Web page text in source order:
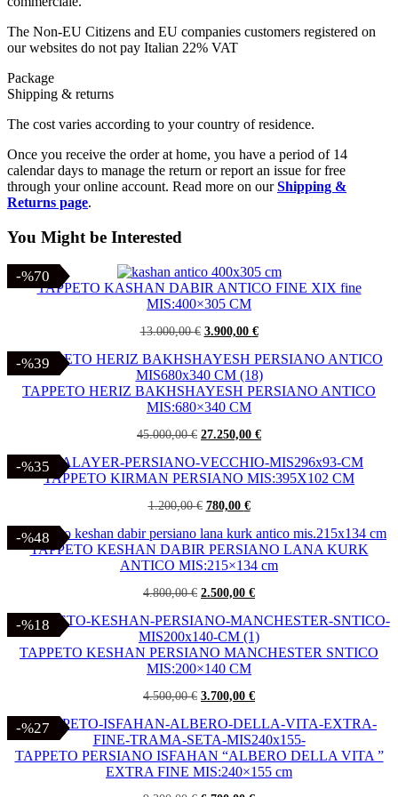
The Non-EU Citizens and EU companies customers registered on
our websites do not pay Italian 22% VAT
Package
Shipping & returns
The cost varies according to your country of residence.
Once you receive the order at home, you have a period of 14
calendar days to manage the return or report an issue for free
through your online account. Read more on ourShipping &
Returns page.
You Might be Interested
-%70
-%70
TAPPETO KASHAN DABIR ANTICO FINE XIX fine
MIS:400×305 CM
13.000,00€ Il
originale
era:
13.000,00 €.
3.900,00 €Il
attuale
è:
3.900,00 €.
-%39
-%39
TAPPETO HERIZ BAKHSHAYESH PERSIANO ANTICO
MIS:680×340 CM
45.000,00€ Il
originale
era:
27.250,00 €Il
attuale
è:
-%35
-%35
TAPPETO KIRMAN PERSIANO MIS:395X102 CM
1.200,00€ Il
originale
era:
1.200,00 €.
780,00 €Il
attuale
è:
780,00 €.
-%48
-%48
TAPPETO KESHAN DABIR PERSIANO LANA KURK
ANTICO MIS:215×134 cm
4.800,00€ Il
originale
era:
4.800,00 €.
2.500,00 €Il
attuale
è:
2.500,00 €.
-%18
-%18
TAPPETO KESHAN PERSIANO MANCHESTER SNTICO
MIS:200×140 CM
4.500,00€ Il
originale
era:
4.500,00 €.
3.700,00 €Il
attuale
è:
3.700,00 €.
-%27
-%27
TAPPETO PERSIANO ISFAHAN “ALBERO DELLA VITA ”
EXTRA FINE MIS:240×155 cm